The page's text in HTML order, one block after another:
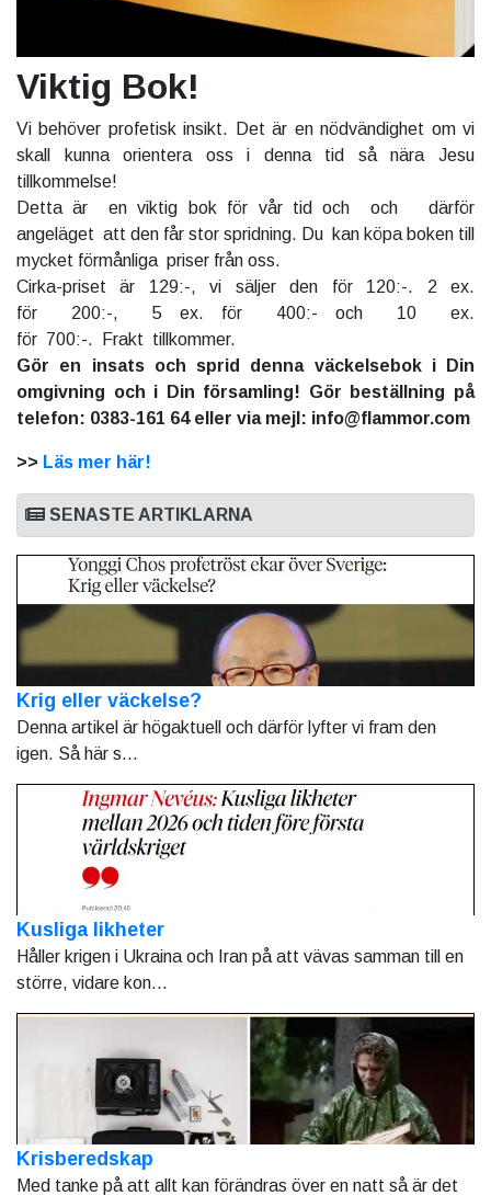
Viktig Bok!
Vi behöver profetisk insikt. Det är en nödvändighet om vi
skall kunna orientera oss i denna tid så nära Jesu
tillkommelse!
Detta är en viktig bok för vår tid och och därför
angeläget att den får stor spridning. Du kan köpa boken till
mycket förmånliga priser från oss.
Cirka-priset är 129:-, vi säljer den för 120:-. 2 ex.
för 200:-, 5 ex. för 400:- och 10 ex.
för 700:-. Frakt tillkommer.
Gör en insats och sprid denna väckelsebok i Din
omgivning och i Din församling! Gör beställning på
telefon: 0383-161 64 eller via mejl: info@flammor.com
>> Läs mer här!
SENASTE ARTIKLARNA
Krig eller väckelse?
Denna artikel är högaktuell och därför lyfter vi fram den
igen. Så här s...
Kusliga likheter
Håller krigen i Ukraina och Iran på att vävas samman till en
större, vidare kon...
Krisberedskap
Med tanke på att allt kan förändras över en natt så är det